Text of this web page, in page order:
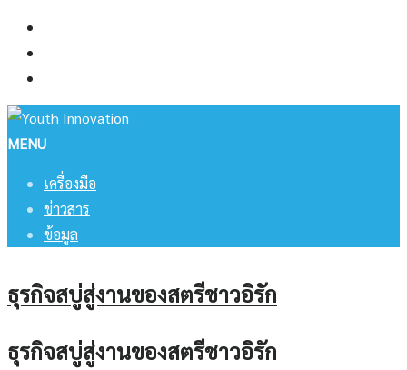
Skip
content
MENU
เครื่องมือ
ข่าวสาร
ข้อมูล
ธุรกิจสบู่สู่งานของสตรีชาวอิรัก
ธุรกิจสบู่สู่งานของสตรีชาวอิรัก